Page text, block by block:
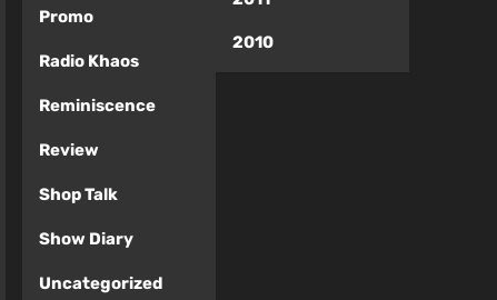
Promo
Radio Khaos
Reminiscence
Review
Shop Talk
Show Diary
Uncategorized
2010